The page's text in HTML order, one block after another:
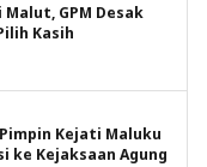
GPM Desak
Kasih
Kejati Maluku
ke Kejaksaan Agung